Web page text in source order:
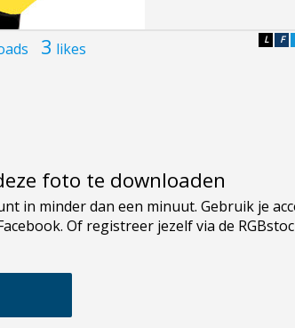
3 likes F
L
foto te downloaden